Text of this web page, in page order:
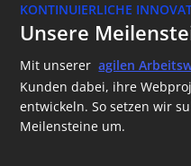
KONTINUIERLICHE
Unsere
Mit unserer agilen
Kunden dabei, ihre
entwickeln. So setzen wir
Meilensteine um.